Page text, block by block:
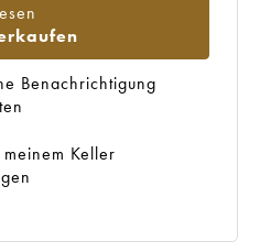
Benachrichtigung
meinem Keller